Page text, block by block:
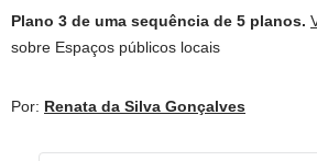
Plano 3 de uma sequência de 5 planos.
sobre Espaços públicos locais
Por: Renata da Silva Gonçalves